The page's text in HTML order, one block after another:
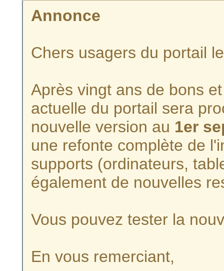
Annonce
Chers usagers du portail
Après vingt ans de bons
actuelle du portail sera
nouvelle version au 1er
une refonte complète de
supports (ordinateurs,
également de nouvelles
Vous pouvez tester la
En vous remerciant,